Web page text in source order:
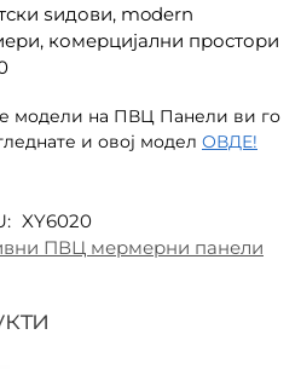
ѕидови, modern
комерцијални простори
модели на ПВЦ Панели ви го
и овој модел ОВДЕ!
XY6020
ПВЦ мермерни панели